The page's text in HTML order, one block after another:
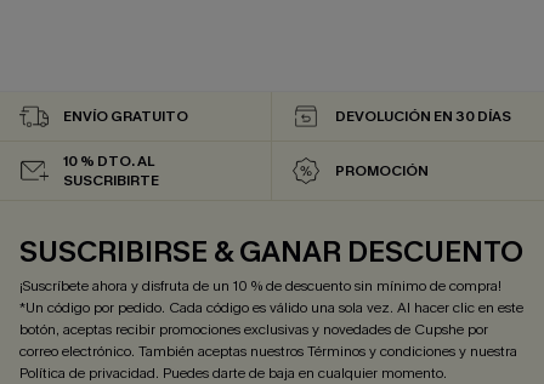
ENVÍO GRATUITO DEVOLUCIÓN EN 30 DÍAS
10 % DTO. AL
SUSCRIBIRTE
PROMOCIÓN
SUSCRIBIRSE & GANAR DESCUENTO
¡Suscríbete ahora y disfruta de un 10 % de descuento sin mínimo de compra!
*Un código por pedido. Cada código es válido una sola vez. Al hacer clic en este
botón, aceptas recibir promociones exclusivas y novedades de Cupshe por
correo electrónico. También aceptas nuestrosTérminos y condicionesy nuestra
Política de privacidad. Puedes darte de baja en cualquier momento.